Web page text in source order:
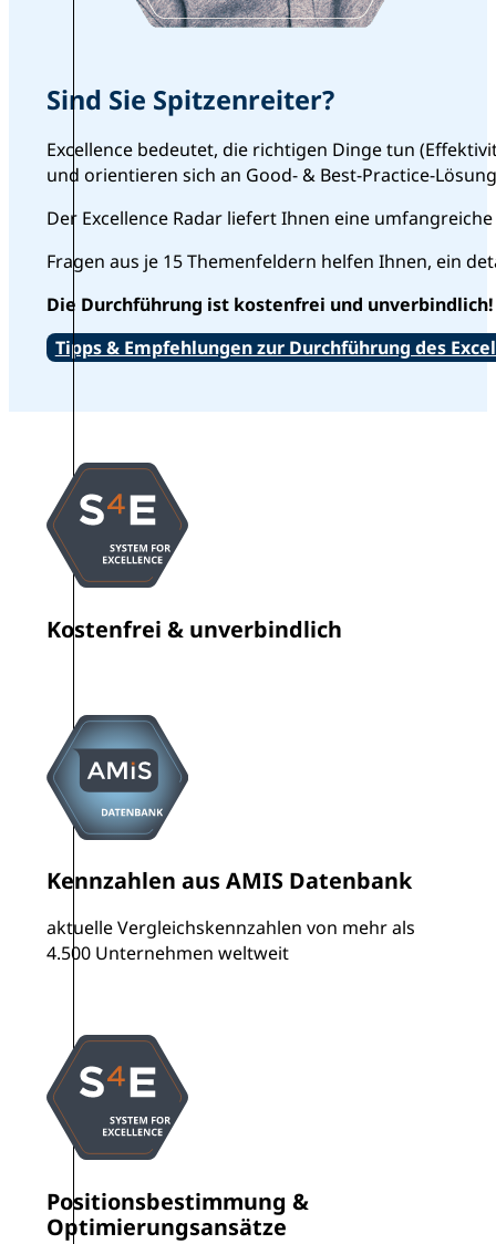
Sind Sie Spitzenreiter?
Excellence bedeutet, die richtigen Dinge tun
und orientieren sich an Good- & Best-Practice-
Der Excellence Radar liefert Ihnen eine
Fragen aus je 15 Themenfeldern helfen Ihnen, ein
Die Durchführung ist kostenfrei und unverbindlich!
Tipps & Empfehlungen zur Durchführung des
for
Kostenfrei & unverbindlich
Kennzahlen aus AMIS Datenbank
aktuelle Vergleichskennzahlen von mehr als
4.500 Unternehmen weltweit
Positionsbestimmung &
Optimierungsansätze